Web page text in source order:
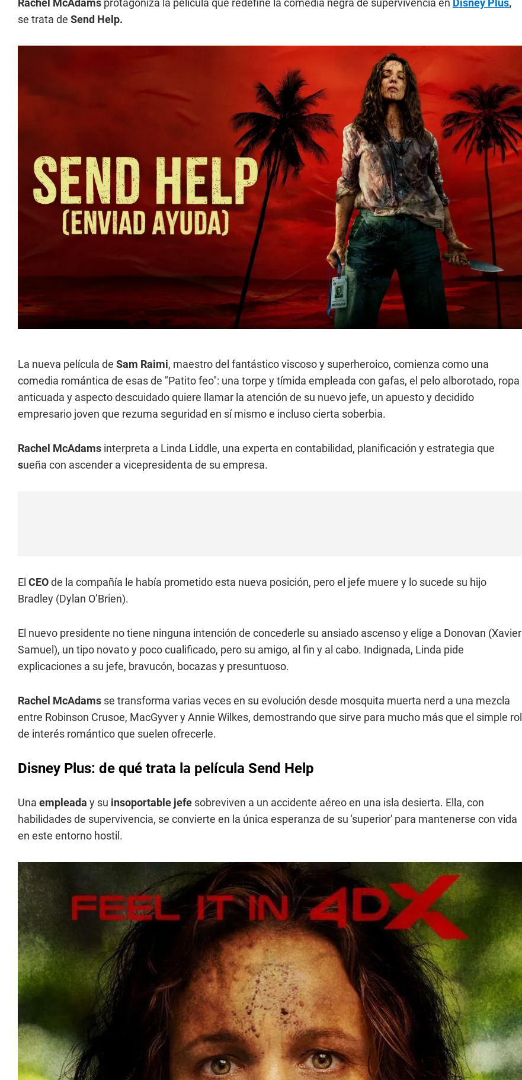
se trata de Send Help.
La nueva película de Sam Raimi, maestro del fantástico viscoso y superheroico, comienza como una
comedia romántica de esas de "Patito feo": una torpe y tímida empleada con gafas, el pelo alborotado, ropa
anticuada y aspecto descuidado quiere llamar la atención de su nuevo jefe, un apuesto y decidido
empresario joven que rezuma seguridad en sí mismo e incluso cierta soberbia.
Rachel McAdams interpreta a Linda Liddle, una experta en contabilidad, planificación y estrategia que
sueña con ascender a vicepresidenta de su empresa.
El CEOde la compañía le había prometido esta nueva posición, pero el jefe muere y lo sucede su hijo
Bradley (Dylan O’Brien).
El nuevo presidente no tiene ninguna intención de concederle su ansiado ascenso y elige a Donovan (Xavier
Samuel), un tipo novato y poco cualificado, pero su amigo, al fin y al cabo. Indignada, Linda pide
explicaciones a su jefe, bravucón, bocazas y presuntuoso.
Rachel McAdams se transforma varias veces en su evolución desde mosquita muerta nerd a una mezcla
entre Robinson Crusoe, MacGyver y Annie Wilkes, demostrando que sirve para mucho más que el simple rol
de interés romántico que suelen ofrecerle.
Disney Plus: de qué trata la película Send Help
Una empleada y su insoportable jefe sobreviven a un accidente aéreo en una isla desierta. Ella, con
habilidades de supervivencia, se convierte en la única esperanza de su 'superior' para mantenerse con vida
en este entorno hostil.